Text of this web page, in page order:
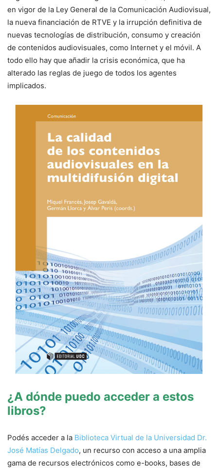
en vigor de la Ley General de la Comunicación Audiovisual,
la nueva financiación de RTVE y la irrupción definitiva de
nuevas tecnologías de distribución, consumo y creación
de contenidos audiovisuales, como Internet y el móvil. A
todo ello hay que añadir la crisis económica, que ha
alterado las reglas de juego de todos los agentes
implicados.
¿A dónde puedo acceder a estos
libros?
Podés acceder a la Biblioteca Virtual de la Universidad Dr.
José Matías Delgado, un recurso con acceso a una amplia
gama de recursos electrónicos como e-books, bases de